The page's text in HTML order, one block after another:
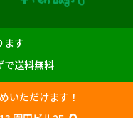
ます
で送料無料
いただけます！